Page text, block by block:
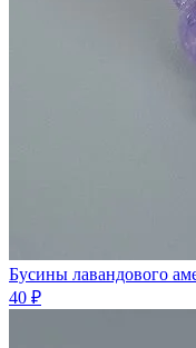
Бусины лавандового
40 ₽